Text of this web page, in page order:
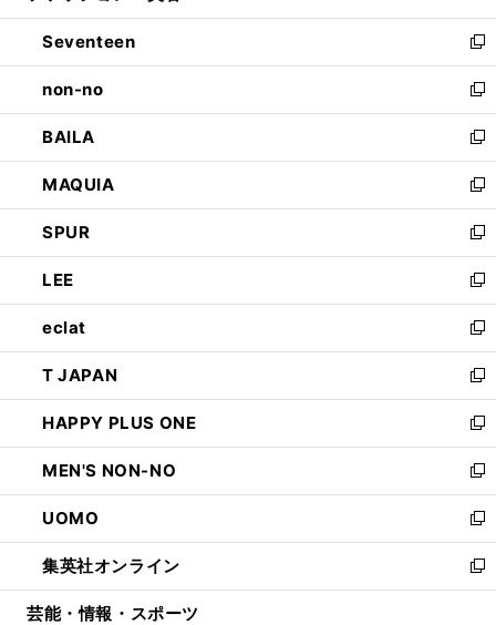
開
く
ウ
で
開
く
ン
ド
ウ
で
開
く
Seventeen
新
し
い
ウ
ィ
ン
ド
ウ
で
開
く
non-no
新
し
い
ウ
ィ
ン
ド
ウ
で
開
く
BAILA
新
し
い
ウ
ィ
ン
ド
ウ
で
開
く
MAQUIA
新
し
い
ウ
ィ
ン
ド
ウ
で
開
く
SPUR
新
し
い
ウ
ィ
ン
ド
ウ
で
開
く
LEE
新
し
い
ウ
ィ
ン
ド
ウ
で
開
く
eclat
新
し
い
ウ
ィ
ン
ド
ウ
で
開
く
T JAPAN
新
し
い
ウ
ィ
ン
ド
ウ
で
開
HAPPY PLUS ONE
新
し
い
ウ
ィ
ン
ド
ウ
MEN'S NON-NO
新
し
い
ウ
ィ
ン
UOMO
新
し
い
ウ
集英社オンライン
新
し
芸能・情報・スポーツ